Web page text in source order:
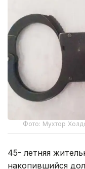
Фото: Мухтор
45- летняя
накопившийся